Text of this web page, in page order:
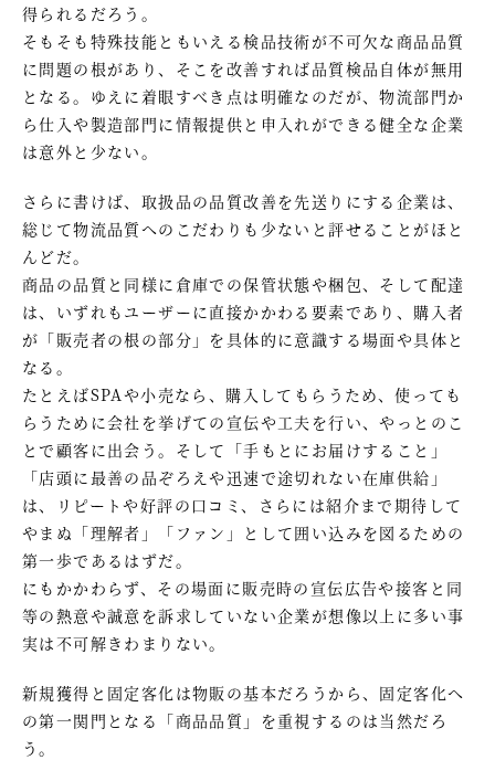
得られるだろう。
そもそも特殊技能ともいえる検品技術が不可欠な商品品質
に問題の根があり、そこを改善すれば品質検品自体が無用
となる。ゆえに着眼すべき点は明確なのだが、物流部門か
ら仕入や製造部門に情報提供と申入れができる健全な企業
は意外と少ない。
さらに書けば、取扱品の品質改善を先送りにする企業は、
総じて物流品質へのこだわりも少ないと評せることがほと
んどだ。
商品の品質と同様に倉庫での保管状態や梱包、そして配達
は、いずれもユーザーに直接かかわる要素であり、購入者
が「販売者の根の部分」を具体的に意識する場面や具体と
なる。
たとえばSPAや小売なら、購入してもらうため、使っても
らうために会社を挙げての宣伝や工夫を行い、やっとのこ
とで顧客に出会う。そして「手もとにお届けすること」
「店頭に最善の品ぞろえや迅速で途切れない在庫供給」
は、リピートや好評の口コミ、さらには紹介まで期待して
やまぬ「理解者」「ファン」として囲い込みを図るための
第一歩であるはずだ。
にもかかわらず、その場面に販売時の宣伝広告や接客と同
等の熱意や誠意を訴求していない企業が想像以上に多い事
実は不可解きわまりない。
新規獲得と固定客化は物販の基本だろうから、固定客化へ
の第一関門となる「商品品質」を重視するのは当然だろ
う。